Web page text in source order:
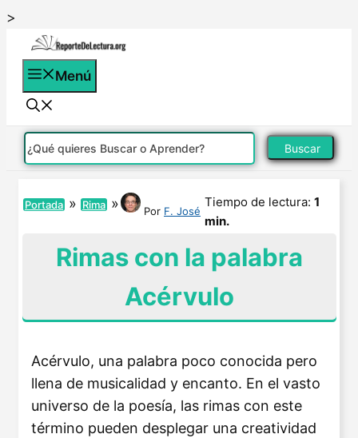
>
contenido
Menú
Buscar
Portada » Rima » Por F. José
Tiempo de lectura: 1
min.
Rimas con la palabra
Acérvulo
Acérvulo, una palabra poco conocida pero
llena de musicalidad y encanto. En el vasto
universo de la poesía, las rimas con este
término pueden desplegar una creatividad